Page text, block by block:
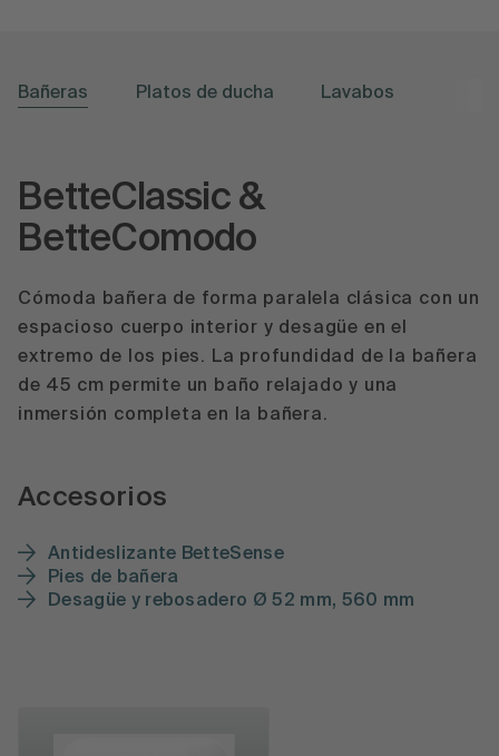
Bañeras Platos de ducha Lavabos
BetteClassic &
BetteComodo
Cómoda bañera de forma paralela clásica con un
espacioso cuerpo interior y desagüe en el
extremo de los pies. La profundidad de la bañera
de 45 cm permite un baño relajado y una
inmersión completa en la bañera.
Accesorios
Antideslizante BetteSense
Pies de bañera
Desagüe y rebosadero Ø 52 mm, 560 mm